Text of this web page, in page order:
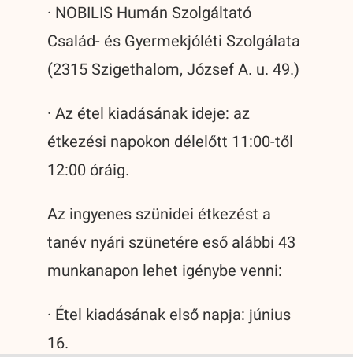
· NOBILIS Humán Szolgáltató
Család- és Gyermekjóléti Szolgálata
(2315 Szigethalom, József A. u. 49.)
· Az étel kiadásának ideje: az
étkezési napokon délelőtt 11:00-től
12:00 óráig.
Az ingyenes szünidei étkezést a
tanév nyári szünetére eső alábbi 43
munkanapon lehet igénybe venni:
· Étel kiadásának első napja: június
16.